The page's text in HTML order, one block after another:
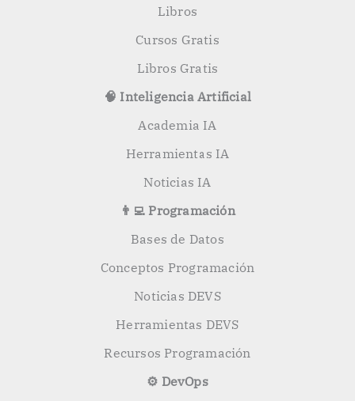
Libros
Cursos Gratis
Libros Gratis
🧠 Inteligencia Artificial
Academia IA
Herramientas IA
Noticias IA
👨‍💻 Programación
Bases de Datos
Conceptos Programación
Noticias DEVS
Herramientas DEVS
Recursos Programación
⚙️ DevOps